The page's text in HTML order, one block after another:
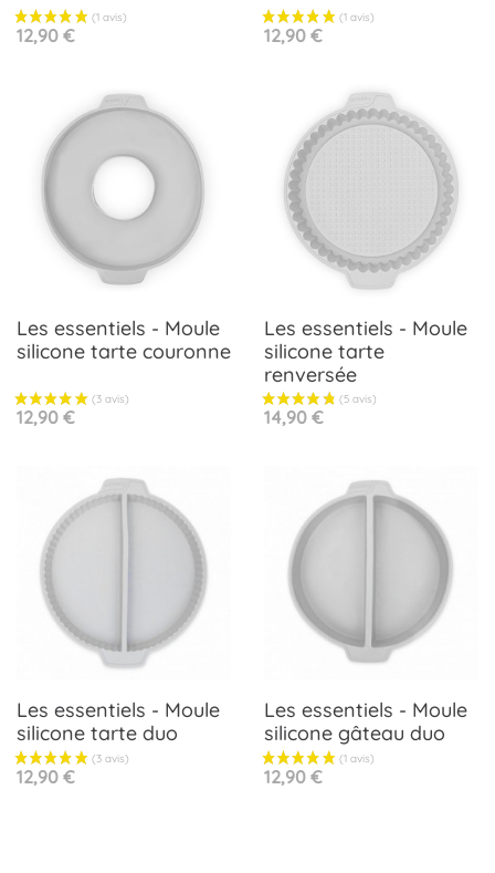
(1 avis)
Prix
12,90 € Prix
12,90 €
Les essentiels - Moule
silicone tarte couronne
Prix
12,90 €
Les essentiels - Moule
silicone tarte
renversée
Prix
14,90 €
Les essentiels - Moule
silicone tarte duo
Prix
12,90 €
Les essentiels - Moule
silicone gâteau duo
Prix
12,90 €